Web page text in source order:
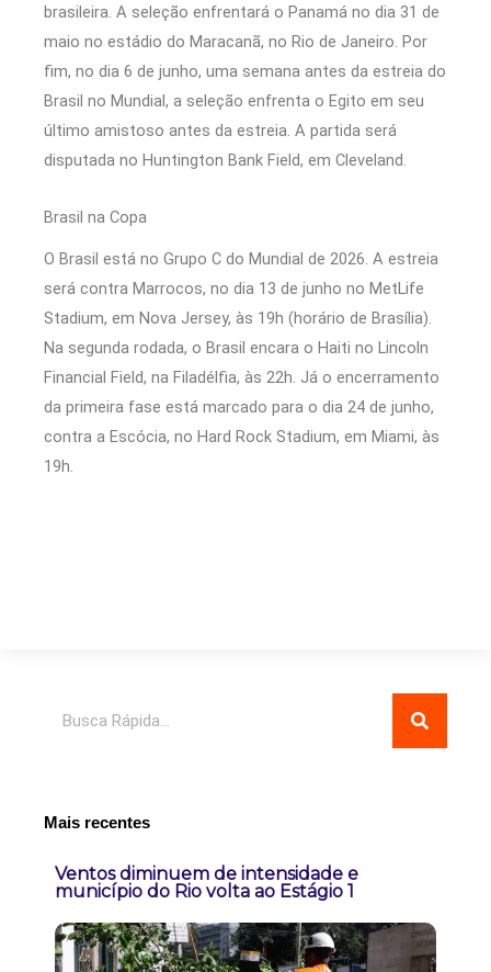
brasileira. A seleção enfrentará o Panamá no dia 31 de
maio no estádio do Maracanã, no Rio de Janeiro. Por
fim, no dia 6 de junho, uma semana antes da estreia do
Brasil no Mundial, a seleção enfrenta o Egito em seu
último amistoso antes da estreia. A partida será
disputada no Huntington Bank Field, em Cleveland.
Brasil na Copa
O Brasil está no Grupo C do Mundial de 2026. A estreia
será contra Marrocos, no dia 13 de junho no MetLife
Stadium, em Nova Jersey, às 19h (horário de Brasília).
Na segunda rodada, o Brasil encara o Haiti no Lincoln
Financial Field, na Filadélfia, às 22h. Já o encerramento
da primeira fase está marcado para o dia 24 de junho,
contra a Escócia, no Hard Rock Stadium, em Miami, às
19h.
Mais recentes
Ventos diminuem de intensidade e
município do Rio volta ao Estágio 1